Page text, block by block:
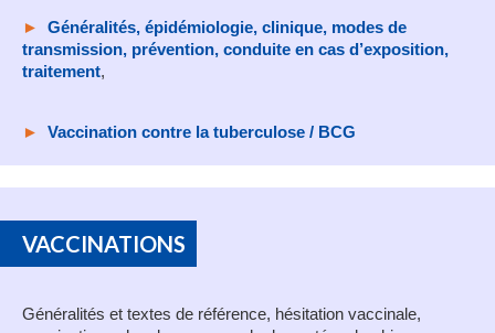
► Généralités, épidémiologie, clinique, modes de
transmission, prévention, conduite en cas d’exposition,
traitement,
► Vaccination contre la tuberculose / BCG
VACCINATIONS
Généralités et textes de référence, hésitation vaccinale,